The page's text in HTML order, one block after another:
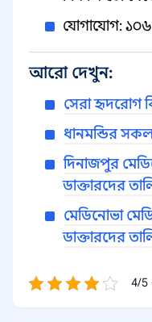
যোগাযোগ:
আরো দেখুন:
সেরা হৃদরোগ
ধানমন্ডির
দিনাজপুর
ডাক্তারদের
মেডিনোভা
ডাক্তারদের
4/5